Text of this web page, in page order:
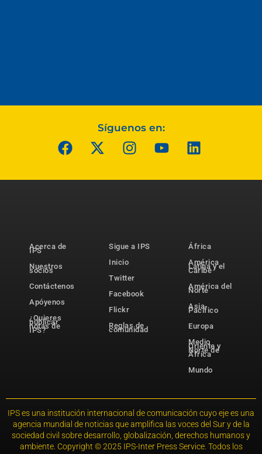
Síguenos en:
Acerca de
IPS
Nuestros
socios
Contáctenos
Apóyenos
¿Quieres
publicar
notas de
IPS?
Sigue a IPS
Inicio
Twitter
Facebook
Flickr
Reglas de
comunidad
África
América
Latina y el
Caribe
América del
Norte
Asia-
Pacífico
Europa
Medio
Oriente y
Norte de
África
Mundo
IPS es una institución internacional de comunicación cuyo eje es una
agencia mundial de noticias que amplifica las voces del Sur y de la
sociedad civil sobre desarrollo, globalización, derechos humanos y
ambiente. Copyright © 2025 IPS-Inter Press Service. Todos los